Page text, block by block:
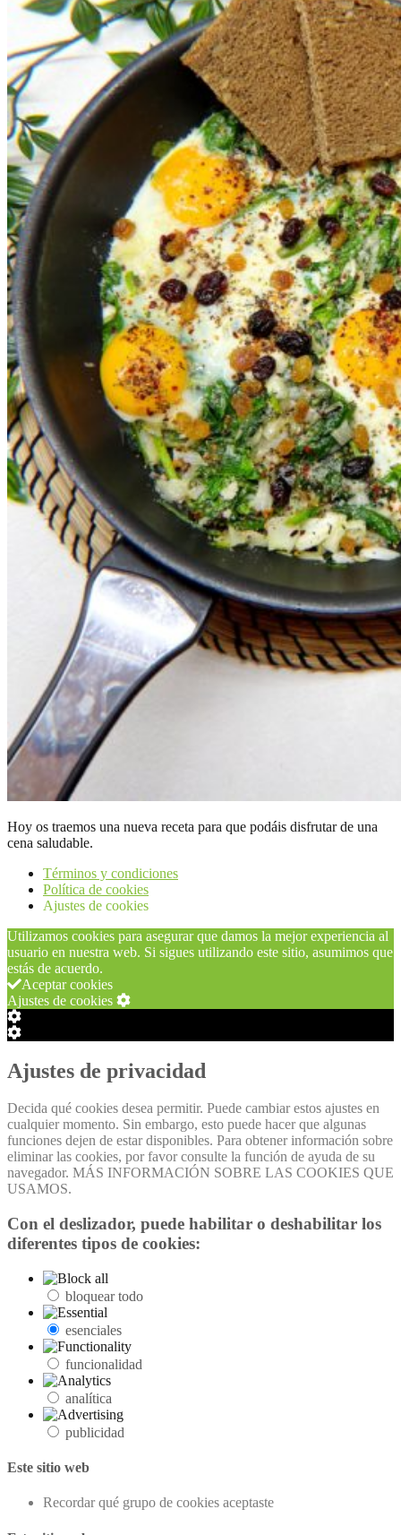
Hoy os traemos una nueva receta para que podáis disfrutar de una
cena saludable.
Términos y condiciones
Política de cookies
Ajustes de cookies
Utilizamos cookies para asegurar que damos la mejor experiencia al
usuario en nuestra web. Si sigues utilizando este sitio, asumimos que
estás de acuerdo.
Aceptar cookies
Ajustes de cookies
Configuración
de
Box
Configuración
Cookie
Box
Ajustes de privacidad
Decida qué cookies desea permitir. Puede cambiar estos ajustes en
cualquier momento. Sin embargo, esto puede hacer que algunas
funciones dejen de estar disponibles. Para obtener información sobre
eliminar las cookies, por favor consulte la función de ayuda de su
navegador. MÁS INFORMACIÓN SOBRE LAS COOKIES QUE
USAMOS.
Con el deslizador, puede habilitar o deshabilitar los
diferentes tipos de cookies:
bloquear todo
esenciales
funcionalidad
analítica
publicidad
Este sitio web
Recordar qué grupo de cookies aceptaste